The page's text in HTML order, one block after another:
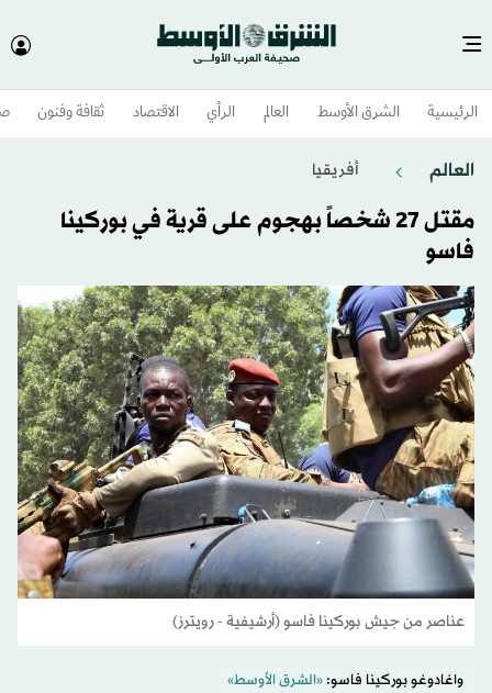
الرئيسية الشرق الأوسط​ العالم الرأي الاقتصاد ثقافة وفنون
العالم أفريقيا
مقتل 27 شخصاً بهجوم على قرية في بوركينا
فاسو
عناصر من جيش بوركينا فاسو (أرشيفية - رويترز)
واغادوغو بوركينا فاسو:«الشرق الأوسط»